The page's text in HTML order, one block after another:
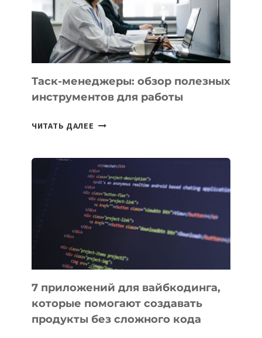
ИСКУССТВЕННОМУ
ИНТЕЛЛЕКТУ
Таск-менеджеры: обзор полезных
инструментов для работы
ЧИТАТЬ ДАЛЕЕ ТАСК-
ПОЛЕЗНЫХ
ИНСТРУМЕНТОВ
ДЛЯ
РАБОТЫ
7 приложений для вайбкодинга,
которые помогают создавать
продукты без сложного кода